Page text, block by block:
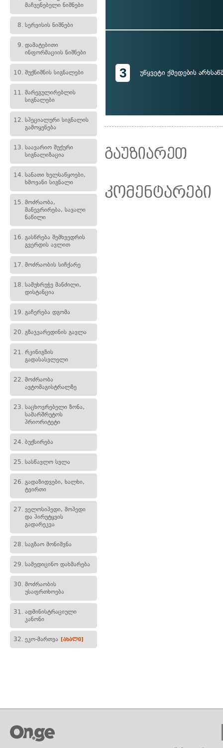
მაჩვენებელი ნიშნები
8. სერვისის ნიშნები
9. დამატებითი
ინფორმაციის ნიშნები
10. შუქნიშნის სიგნალები
11. მარეგულირებლის
სიგნალები
12. სპეციალური სიგნალის
გამოყენება
13. საავარიო შუქური
სიგნალიზაცია
14. სანათი ხელსაწყოები,
ხმოვანი სიგნალი
15. მოძრაობა,
მანევრირება, სავალი
ნაწილი
16. გასწრება შემხვედრის
გვერდის ავლით
17. მოძრაობის სიჩქარე
18. სამუხრუჭე მანძილი,
დისტანცია
19. გაჩერება დგომა
20. გზაჯვარედინის გავლა
21. რკინიგზის
გადასასვლელი
22. მოძრაობა
ავტომაგისტრალზე
23. საცხოვრებელი ზონა,
სამარშრუტოს
პრიორიტეტი
24. ბუქსირება
25. სასწავლო სვლა
26. გადაზიდვები, ხალხი,
ტვირთი
27. ველოსიპედი, მოპედი
და პირუტყვის
გადარეკვა
28. საგზაო მონიშვნა
29. სამედიცინო დახმარება
30. მოძრაობის
უსაფრთხოება
31. ადმინისტრაციული
კანონი
32. ეკო-მართვა [ახალი]
3 უწყვეტი ქმედების
გაუზიარეთ
კომენტარები